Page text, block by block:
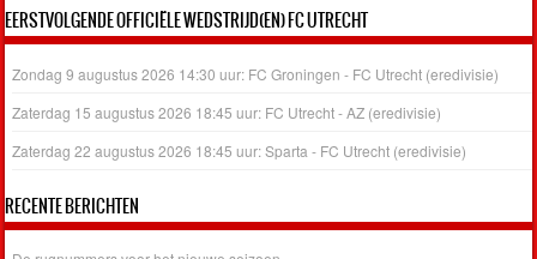
EERSTVOLGENDE OFFICIËLE WEDSTRIJD(EN) FC UTRECHT
Zondag 9 augustus 2026 14:30 uur: FC Groningen - FC Utrecht (eredivisie)
Zaterdag 15 augustus 2026 18:45 uur: FC Utrecht - AZ (eredivisie)
Zaterdag 22 augustus 2026 18:45 uur: Sparta - FC Utrecht (eredivisie)
RECENTE BERICHTEN